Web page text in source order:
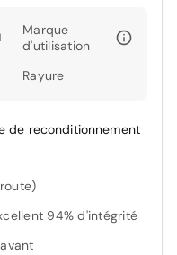
Marque
d'utilisation
Rayure
de reconditionnement
94% d'intégrité